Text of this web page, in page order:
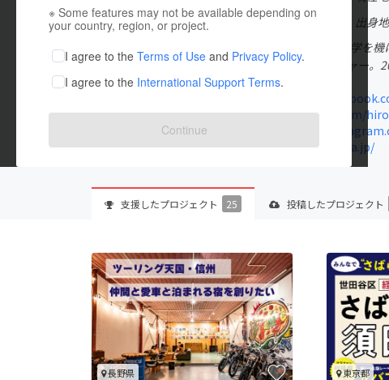
アート・写真
テクノロジー・ガジェット
映像・映画
ビジネス・起業
まちづくり・地域活性化
※ Some features may not be available depending on
your country, region, or project.
I agree to the Terms of Use and Privacy Policy.
I agree to the International Support Terms.
Continue
出身国：日本
出身
1986年大学進学を
ョンマネージャー。
twitter.com/
www.causa.jp/
支援したプロジェクト 25 投稿したプロジェクト
長野県 東京都